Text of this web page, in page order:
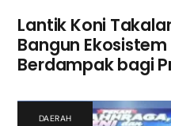
Lantik Koni
Bangun
Berdampak bagi
DAERAH